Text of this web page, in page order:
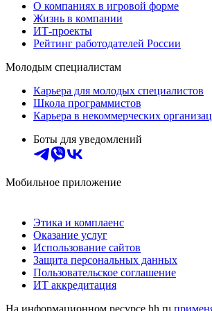
О компаниях в игровой форме
Жизнь в компании
ИТ-проекты
Рейтинг работодателей России
Молодым специалистам
Карьера для молодых специалистов
Школа программистов
Карьера в некоммерческих
Боты для уведомлений
Мобильное приложение
Этика и комплаенс
Оказание услуг
Использование сайтов
Защита персональных данных
Пользовательское соглашение
ИТ аккредитация
На информационном ресурсе hh.ru